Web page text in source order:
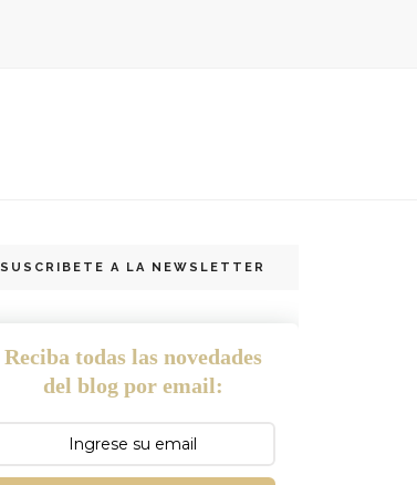
SUSCRIBETE A LA NEWSLETTER
Reciba todas las novedades
del blog por email: